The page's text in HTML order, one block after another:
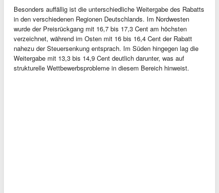
Besonders auffällig ist die unterschiedliche Weitergabe des Rabatts
in den verschiedenen Regionen Deutschlands. Im Nordwesten
wurde der Preisrückgang mit 16,7 bis 17,3 Cent am höchsten
verzeichnet, während im Osten mit 16 bis 16,4 Cent der Rabatt
nahezu der Steuersenkung entsprach. Im Süden hingegen lag die
Weitergabe mit 13,3 bis 14,9 Cent deutlich darunter, was auf
strukturelle Wettbewerbsprobleme in diesem Bereich hinweist.